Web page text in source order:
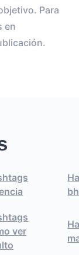
Para
en
ver